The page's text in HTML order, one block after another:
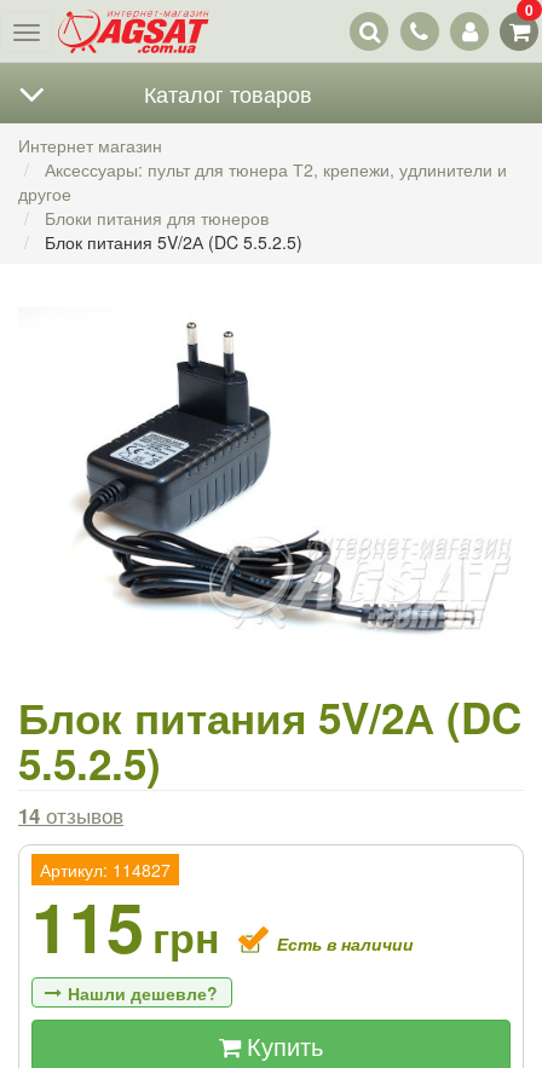
Меню
Наши
контакты
0
Каталог товаров
Интернет магазин
Аксессуары: пульт для тюнера Т2, крепежи, удлинители и
другое
Блоки питания для тюнеров
Блок питания 5V/2А (DC 5.5.2.5)
Блок питания 5V/2А (DC
5.5.2.5)
14 отзывов
Артикул: 114827
115 грн Есть в наличии
Нашли дешевле?
Купить